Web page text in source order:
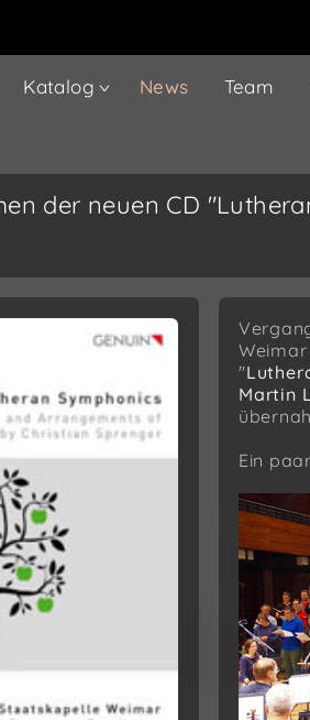
Katalog News Team
der neuen CD
"
Martin
Ein